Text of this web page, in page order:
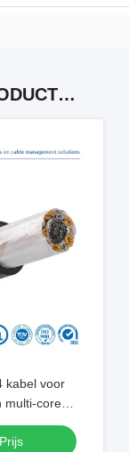
VERWANTE PRODUCTEN
kabel voor
multi-core